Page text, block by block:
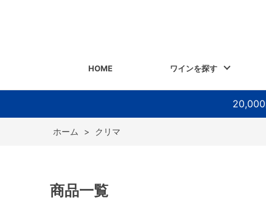
HOME ワインを探す
20,000
ホーム > クリマ
商品一覧